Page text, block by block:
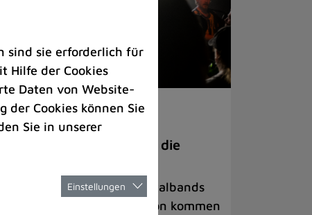
Madness“ bringt die
Rock- und Metalbands
starke Acts aus der Region kommen
sind sie erforderlich für
Hilfe der Cookies
Daten von Website-
der Cookies können Sie
Sie in unserer
Einstellungen